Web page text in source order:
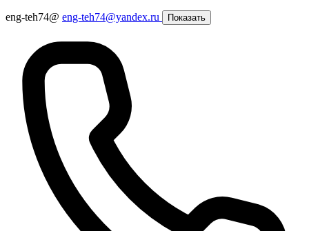
eng-teh74@ eng-teh74@yandex.ru Показать